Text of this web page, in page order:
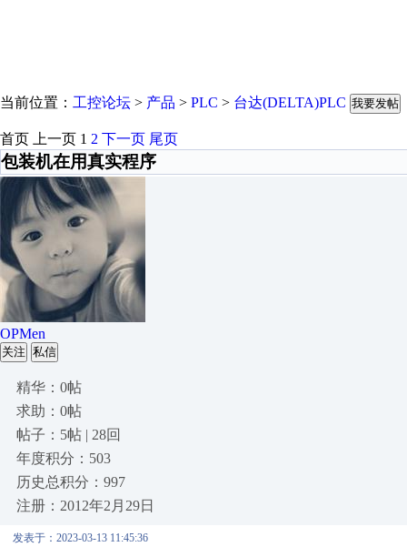
当前位置： 工控论坛 > 产品 > PLC > 台达(DELTA)PLC 我要发帖
首页 上一页 1 2 下一页 尾页
包装机在用真实程序
OPMen
关注 私信
精华：0帖
求助：0帖
帖子：5帖 | 28回
年度积分：503
历史总积分：997
注册：2012年2月29日
发表于：2023-03-13 11:45:36